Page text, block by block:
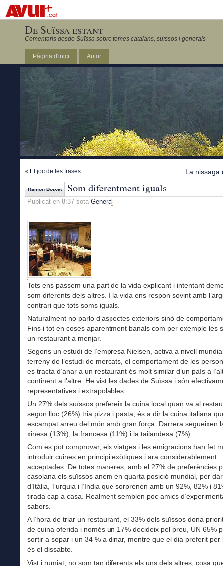
De Suïssa estant
Comentaris desde Suïssa sobre temes catalans, suïssos i generals
Pàgina d'inici Autor
« El joc de les frases La nissaga
Ramon Boixet Som diferentment iguals
Publicat en 8:37 sota General
Tots ens passem una part de la vida explicant i intentant
som diferents dels altres. I la vida ens respon sovint amb
contrari que tots soms iguals.
Naturalment no parlo d’aspectes exteriors sinó de
Fins i tot en coses aparentment banals com per exemple les
un restaurant a menjar.
Segons un estudi de l’empresa Nielsen, activa a nivell
terreny de l’estudi de mercats, el comportament de les
es tracta d’anar a un restaurant és molt similar d’un país a
continent a l’altre. He vist les dades de Suïssa i són
representatives i extrapolables.
Un 27% dels suïssos prefereix la cuina local quan va al
segon lloc (26%) tria pizza i pasta, és a dir la cuina italiana
escampat arreu del món amb gran força. Darrera segueixen
xinesa (13%), la francesa (11%) i la tailandesa (7%).
Com es pot comprovar, els viatges i les emigracions han fet
introduir cuines en principi exòtiques i ara considerablement
acceptades. De totes maneres, amb el 27% de preferències
casolana els suïssos anem en quarta posició mundial, per
d’Itàlia, Turquia i l’India que sorprenen amb un 92%, 82% i
tirada cap a casa. Realment semblen poc amics
sabors.
A l’hora de triar un restaurant, el 33% dels suïssos dona
de cuina oferida i només un 17% decideix pel preu, UN 65%
sortir a sopar i un 34 % a dinar, mentre que el dia preferit per
és el dissabte.
Vist i rumiat, no som tan diferents els uns dels altres, cosa